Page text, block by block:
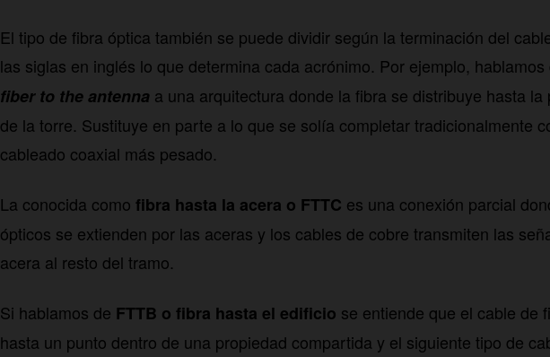
El tipo de fibra óptica también se puede dividir según la terminación del
las siglas en inglés lo que determina cada acrónimo. Por ejemplo, hablamos
fiber to the antenna a una arquitectura donde la fibra se distribuye hasta
de la torre. Sustituye en parte a lo que se solía completar tradicionalmente
cableado coaxial más pesado.
La conocida como fibra hasta la acera o FTTC es una conexión parcial
ópticos se extienden por las aceras y los cables de cobre transmiten las
acera al resto del tramo.
Si hablamos de FTTB o fibra hasta el edificio se entiende que el cable de
hasta un punto dentro de una propiedad compartida y el siguiente tipo de